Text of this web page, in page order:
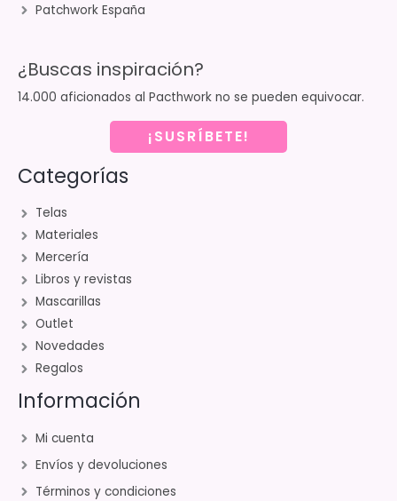
Patchwork España
¿Buscas inspiración?
14.000 aficionados al Pacthwork no se pueden equivocar.
¡SUSRÍBETE!
Categorías
Telas
Materiales
Mercería
Libros y revistas
Mascarillas
Outlet
Novedades
Regalos
Información
Mi cuenta
Envíos y devoluciones
Términos y condiciones